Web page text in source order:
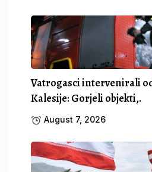
Vatrogasci intervenirali
Kalesije: Gorjeli objekti,.
August 7, 2026